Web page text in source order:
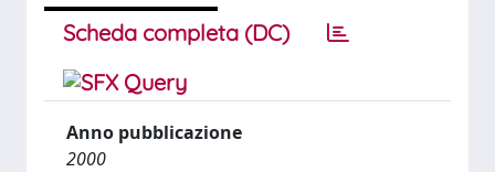
Scheda completa (DC)
Anno pubblicazione
2000